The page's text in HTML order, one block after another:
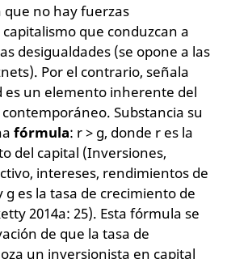
no hay fuerzas
que conduzcan a
desigualdades (se opone a las
Por el contrario, señala
es un elemento inherente del
Substancia su
fórmula: r > g, donde r es la
del capital (Inversiones,
intereses, rendimientos de
g es la tasa de crecimiento de
2014a: 25). Esta fórmula se
de que la tasa de
un inversionista en capital